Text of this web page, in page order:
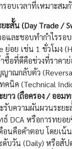
อบเวลาที่เหมาะสม
ยะสั้น (Day Trade /
อและชอบทำกำไรรอ
ย่อย เช่น 1 ชั่วโมง
าซื้อที่ดีคือช่วงที่ราคา
าณกลับตัว
คนิค (Technical
ยาว (ถือครอง / ออมท
ะรับความผันผวนระย
ธ์ DCA หรือการทยอ
อนคือคำตอบ โดยเน้
ดับวัน (Daily) หรือสัป